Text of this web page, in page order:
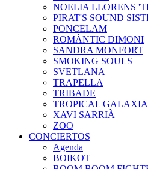
NOELIA LLORENS
PIRAT'S SOUND
PONCELAM
ROMÀNTIC DIMONI
SANDRA MONFORT
SMOKING SOULS
SVETLANA
TRAPELLA
TRIBADE
TROPICAL GALAXIA
XAVI SARRIÀ
ZOO
CONCIERTOS
Agenda
BOIKOT